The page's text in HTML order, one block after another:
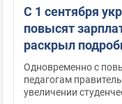
С 1 сентября
повысят
раскрыл
Одновременно с
педагогам
увеличении